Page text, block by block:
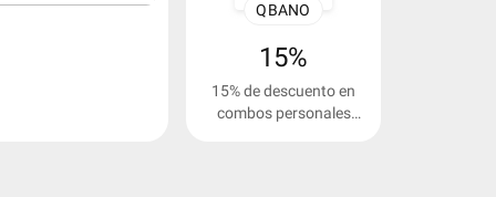
QBANO
15%
15% de descuento en
combos personales